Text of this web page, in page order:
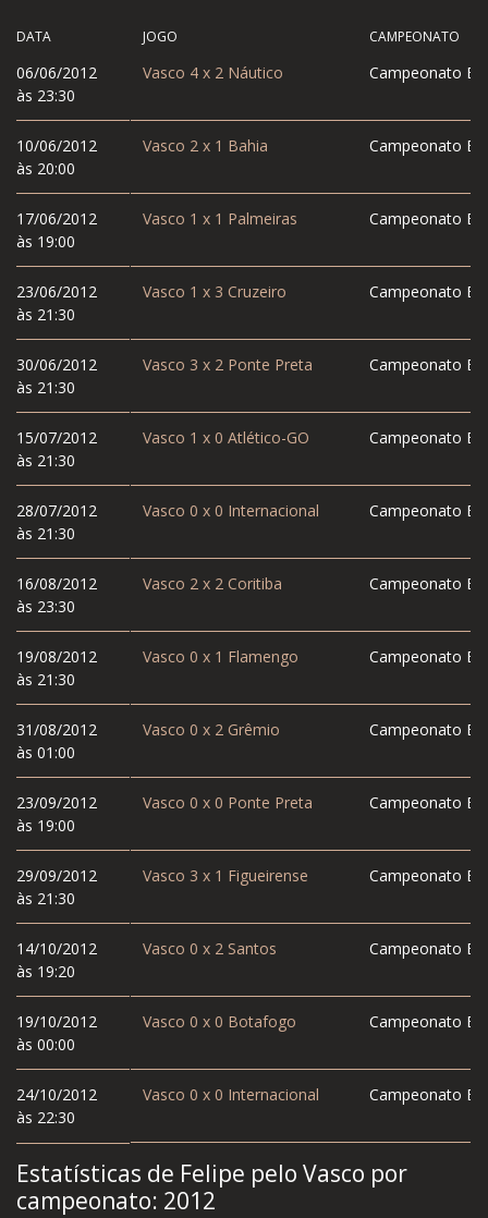
DATA
06/06/2012
às 23:30
10/06/2012
às 20:00
17/06/2012
às 19:00
23/06/2012
às 21:30
30/06/2012
às 21:30
15/07/2012
às 21:30
28/07/2012
às 21:30
16/08/2012
às 23:30
19/08/2012
às 21:30
31/08/2012
às 01:00
23/09/2012
às 19:00
29/09/2012
às 21:30
14/10/2012
às 19:20
19/10/2012
às 00:00
24/10/2012
às 22:30
JOGO CAMPEONATO
Vasco 4 x 2Náutico Campeonato
Vasco 2 x 1 Bahia Campeonato
Vasco 1 x 1 Palmeiras Campeonato
Vasco 1 x 3 Cruzeiro Campeonato
Vasco 3 x 2Ponte Preta Campeonato
Vasco 1 x 0 Atlético-GO Campeonato
Vasco 0 x 0 Internacional Campeonato
Vasco 2 x 2Coritiba Campeonato
Vasco 0 x 1 Flamengo Campeonato
Vasco 0 x 2Grêmio Campeonato
Vasco 0 x 0 Ponte Preta Campeonato
Vasco 3 x 1 Figueirense Campeonato
Vasco 0 x 2Santos Campeonato
Vasco 0 x 0 Botafogo Campeonato
Vasco 0 x 0 Internacional Campeonato
Estatísticas de Felipe pelo Vasco por
campeonato: 2012